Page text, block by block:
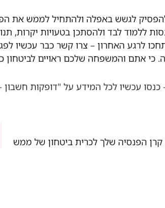
לגשש באפלה ולהתחיל לממש את
ללמוד לבד ולהסתכן בטעויות יקרות,
לרגע האחרון – צרו קשר כבר עכשיו
כי אתם והמשפחה שלכם ראויים לביטחון
כנסו עכשיו לכל המידע על "דופקות
הפנסיה שלך לכרית ביטחון של ממש